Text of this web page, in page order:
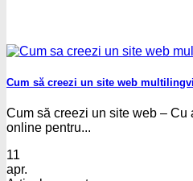
Cum să creezi un site web
Cum să creezi un site web – Cu
online pentru...
11
apr.